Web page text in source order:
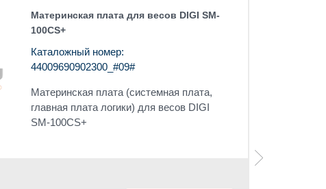
Материнская плата для весов DIGI SM-
100CS+
Каталожный номер:
44009690902300_#09#
Материнская плата (системная плата,
главная плата логики) для весов DIGI
SM-100CS+